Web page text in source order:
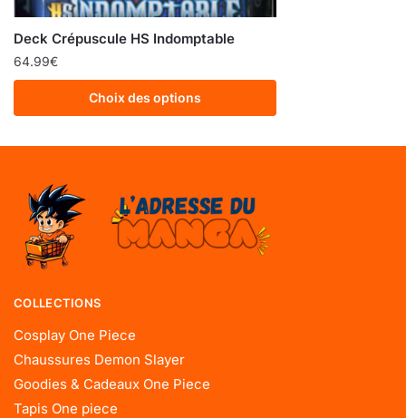
Deck Crépuscule HS Indomptable
64.99€
Choix des options
COLLECTIONS
Cosplay One Piece
Chaussures Demon Slayer
Goodies & Cadeaux One Piece
Tapis One piece